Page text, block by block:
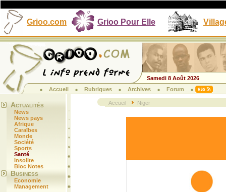
Grioo.com Grioo Pour Elle
Samedi 8 Août 2026
Accueil
Rubriques Archives Forum
Actualités
News
News pays
Afrique
Caraïbes
Monde
Société
Sports
Santé
Insolite
Bloc Notes
Business
Economie
Management
Accueil Niger